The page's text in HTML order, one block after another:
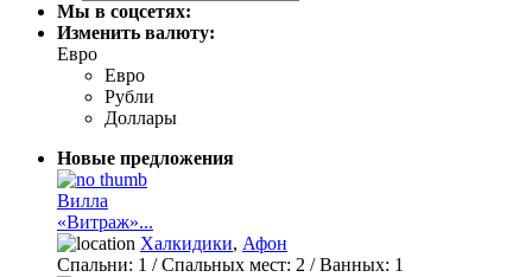
Мы в соцсетях:
Изменить валюту:
Евро
Евро
Рубли
Доллары
Новые предложения
Вилла
«Витраж»...
Халкидики, Афон
Спальни: 1 / Спальных мест: 2 /Ванных: 1